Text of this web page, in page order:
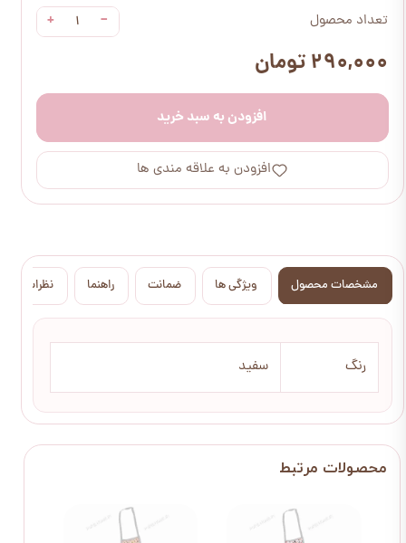
تعداد محصول −
+
۲۹۰,۰۰۰ تومان
افزودن به سبد خرید
افزودن به علاقه مندی ها
مشخصات محصول ویژگی ها ضمانت راهنما نظرات
رنگ سفید